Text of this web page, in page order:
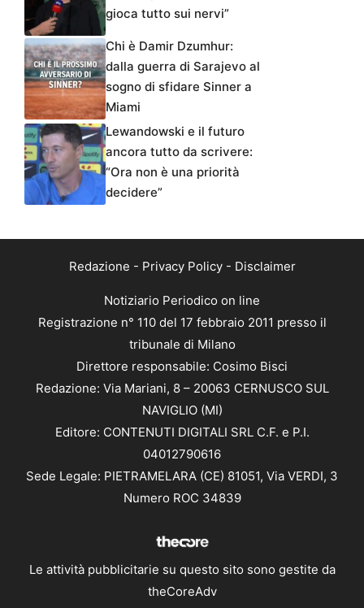
gioca tutto sui nervi”
Chi è Damir Dzumhur:
dalla guerra di Sarajevo al
sogno di sfidare Sinner a
Miami
Lewandowski e il futuro
ancora tutto da scrivere:
“Ora non è una priorità
decidere”
Redazione - Privacy Policy- Disclaimer
Notiziario Periodico on line
Registrazione n° 110 del 17 febbraio 2011 presso il
tribunale di Milano
Direttore responsabile: Cosimo Bisci
Redazione: Via Mariani, 8 – 20063 CERNUSCO SUL
NAVIGLIO (MI)
Editore: CONTENUTI DIGITALI SRL C.F. e P.I.
04012790616
Sede Legale: PIETRAMELARA (CE) 81051, Via VERDI, 3
Numero ROC 34839
Le attività pubblicitarie su questo sito sono gestite da
theCoreAdv